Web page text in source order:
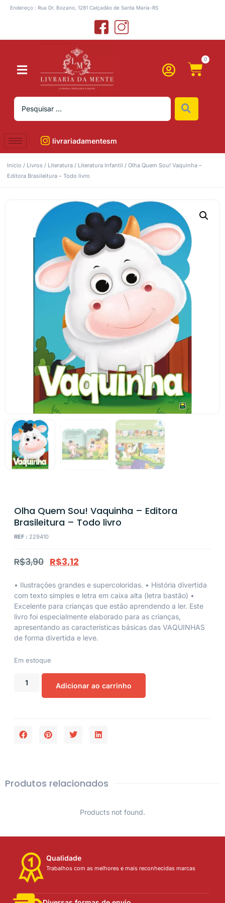
Endereço : Rua Dr. Bozano, 1281 Calçadão de Santa Maria-RS
0
livrariadamentesm
Início / Livros / Literatura / Literatura Infantil / Olha Quem Sou! Vaquinha –
Editora Brasileitura – Todo livro
Olha Quem Sou! Vaquinha – Editora
Brasileitura – Todo livro
REF : 229410
R$3,90 R$3,12
• Ilustrações grandes e supercoloridas. • História divertida
com texto simples e letra em caixa alta (letra bastão) •
Excelente para crianças que estão aprendendo a ler. Este
livro foi especialmente elaborado para as crianças,
apresentando as características básicas das VAQUINHAS
de forma divertida e leve.
Em estoque
Adicionar ao carrinho
Produtos relacionados
Products not found.
Qualidade
Trabalhos com as melhores e mais reconhecidas marcas